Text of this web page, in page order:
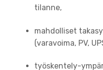
tilanne,
mahdolliset
(varavoima, PV,
työskentely-